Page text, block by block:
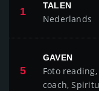
1 TALEN
Nederlands
5
GAVEN
Foto
coach,